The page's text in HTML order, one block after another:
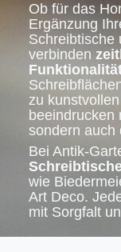
Ob für das
Ergänzung
Schreibtische
verbinden
zu
beeindrucken
sondern auch
Bei Antik-
wie
Art Deco.
mit Sorgfalt